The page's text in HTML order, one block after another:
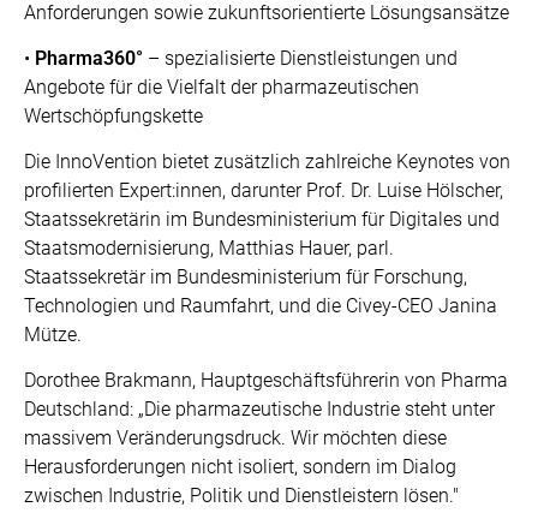
Anforderungen sowie zukunftsorientierte Lösungsansätze
• Pharma360° – spezialisierte Dienstleistungen und
Angebote für die Vielfalt der pharmazeutischen
Wertschöpfungskette
Die InnoVention bietet zusätzlich zahlreiche Keynotes von
profilierten Expert:innen, darunter Prof. Dr. Luise Hölscher,
Staatssekretärin im Bundesministerium für Digitales und
Staatsmodernisierung, Matthias Hauer, parl.
Staatssekretär im Bundesministerium für Forschung,
Technologien und Raumfahrt, und die Civey-CEO Janina
Mütze.
Dorothee Brakmann, Hauptgeschäftsführerin von Pharma
Deutschland: „Die pharmazeutische Industrie steht unter
massivem Veränderungsdruck. Wir möchten diese
Herausforderungen nicht isoliert, sondern im Dialog
zwischen Industrie, Politik und Dienstleistern lösen."